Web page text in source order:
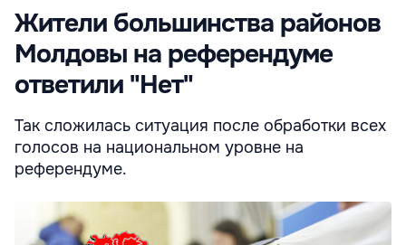
Жители большинства районов
Молдовы на референдуме
ответили "Нет"
Так сложилась ситуация после обработки всех
голосов на национальном уровне на
референдуме.